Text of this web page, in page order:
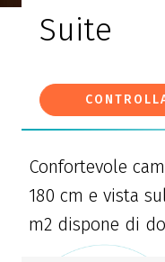
Suite
Confortevole
180 cm e vista
m2 dispone di